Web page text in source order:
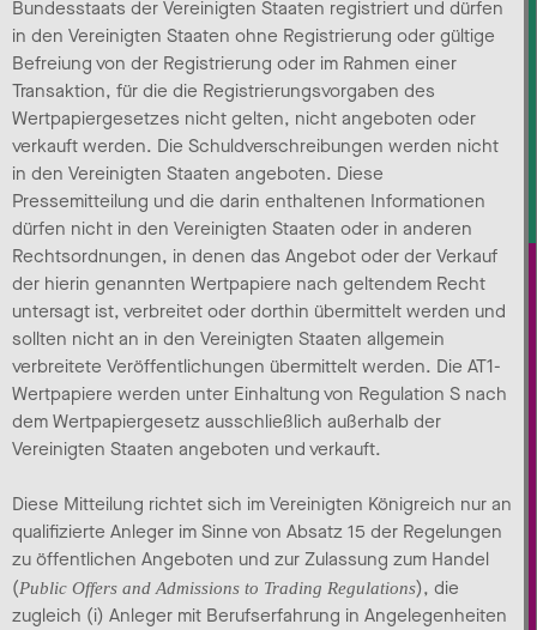
Bundesstaats der Vereinigten Staaten registriert und dürfen
in den Vereinigten Staaten ohne Registrierung oder gültige
Befreiung von der Registrierung oder im Rahmen einer
Transaktion, für die die Registrierungsvorgaben des
Wertpapiergesetzes nicht gelten, nicht angeboten oder
verkauft werden. Die Schuldverschreibungen werden nicht
in den Vereinigten Staaten angeboten. Diese
Pressemitteilung und die darin enthaltenen Informationen
dürfen nicht in den Vereinigten Staaten oder in anderen
Rechtsordnungen, in denen das Angebot oder der Verkauf
der hierin genannten Wertpapiere nach geltendem Recht
untersagt ist, verbreitet oder dorthin übermittelt werden und
sollten nicht an in den Vereinigten Staaten allgemein
verbreitete Veröffentlichungen übermittelt werden. Die AT1-
Wertpapiere werden unter Einhaltung von Regulation S nach
dem Wertpapiergesetz ausschließlich außerhalb der
Vereinigten Staaten angeboten und verkauft.
Diese Mitteilung richtet sich im Vereinigten Königreich nur an
qualifizierte Anleger im Sinne von Absatz 15 der Regelungen
zu öffentlichen Angeboten und zur Zulassung zum Handel
(Public Offers and Admissions to Trading Regulations), die
zugleich (i) Anleger mit Berufserfahrung in Angelegenheiten